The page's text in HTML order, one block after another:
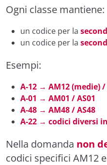
Ogni classe mantiene:
un codice per la
un codice per la
Esempi:
A-12 → AM12 (medie)
A-01 → AM01 / AS01
A-48 → AM48 / AS48
A-22 → codici diversi
Nella domanda non
codici specifici AM12 e